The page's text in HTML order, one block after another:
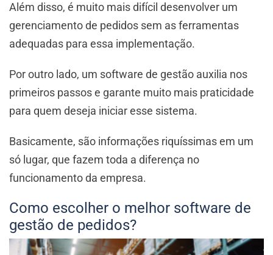
Além disso, é muito mais difícil desenvolver um
gerenciamento de pedidos sem as ferramentas
adequadas para essa implementação.
Por outro lado, um software de gestão auxilia nos
primeiros passos e garante muito mais praticidade
para quem deseja iniciar esse sistema.
Basicamente, são informações riquíssimas em um
só lugar, que fazem toda a diferença no
funcionamento da empresa.
Como escolher o melhor software de
gestão de pedidos?